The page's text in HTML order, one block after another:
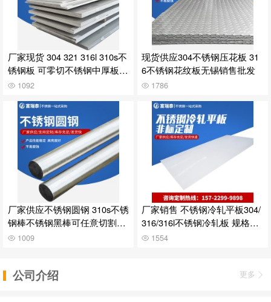
厂家现货 304 321 316l 310s不
锈钢板 可零切不锈钢中厚板
质量好
1092
现货供应304不锈钢压花板 31
6不锈钢花纹板无锡销售批发
1786
厂家供应不锈钢圆钢 310s不锈
钢棒不锈钢黑棒可任意切割批
发 1009
厂家销售 不锈钢冷轧平板304/
316/316l不锈钢冷轧板 规格多
样 1554
公司介绍 更多